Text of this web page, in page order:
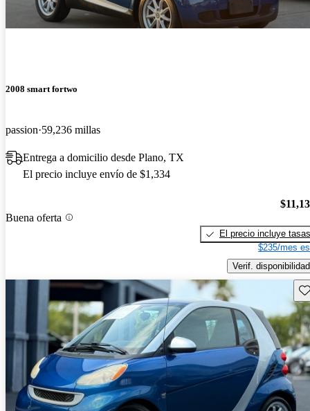
2008 smart fortwo
passion 59,236 millas
Entrega a domicilio desde Plano, TX
El precio incluye envío de $1,334
Buena oferta
El precio incluye tasas
$235/mes
Verif. disponibilidad